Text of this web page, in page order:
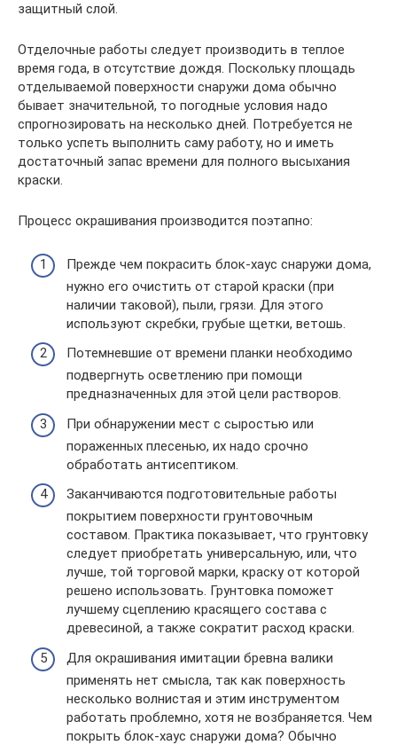
защитный слой.
Отделочные работы следует производить в теплое
время года, в отсутствие дождя. Поскольку площадь
отделываемой поверхности снаружи дома обычно
бывает значительной, то погодные условия надо
спрогнозировать на несколько дней. Потребуется не
только успеть выполнить саму работу, но и иметь
достаточный запас времени для полного высыхания
краски.
Процесс окрашивания производится поэтапно:
Прежде чем покрасить блок-хаус снаружи дома,
нужно его очистить от старой краски (при
наличии таковой), пыли, грязи. Для этого
используют скребки, грубые щетки, ветошь.
Потемневшие от времени планки необходимо
подвергнуть осветлению при помощи
предназначенных для этой цели растворов.
При обнаружении мест с сыростью или
пораженных плесенью, их надо срочно
обработать антисептиком.
Заканчиваются подготовительные работы
покрытием поверхности грунтовочным
составом. Практика показывает, что грунтовку
следует приобретать универсальную, или, что
лучше, той торговой марки, краску от которой
решено использовать. Грунтовка поможет
лучшему сцеплению красящего состава с
древесиной, а также сократит расход краски.
Для окрашивания имитации бревна валики
применять нет смысла, так как поверхность
несколько волнистая и этим инструментом
работать проблемно, хотя не возбраняется. Чем
покрыть блок-хаус снаружи дома? Обычно